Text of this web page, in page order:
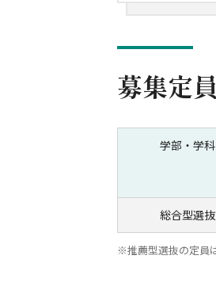
募集定員
学部・学科
総合型選抜
推薦型選抜の定員